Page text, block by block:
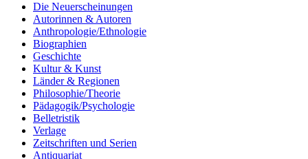
Die Neuerscheinungen
Autorinnen & Autoren
Anthropologie/Ethnologie
Biographien
Geschichte
Kultur & Kunst
Länder & Regionen
Philosophie/Theorie
Pädagogik/Psychologie
Belletristik
Verlage
Zeitschriften und Serien
Antiquariat